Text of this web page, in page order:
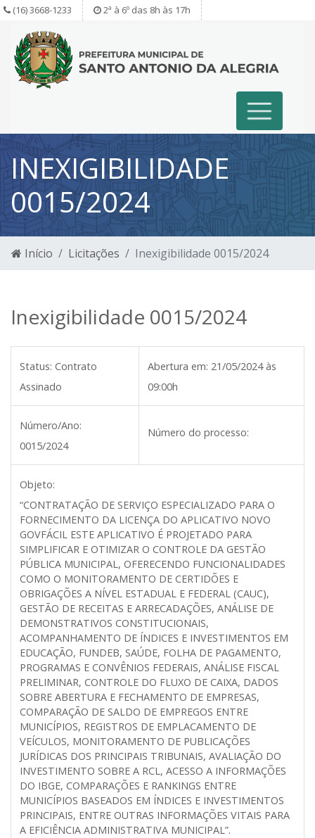
(16) 3668-1233 2ª à 6º das 8h às 17h
INEXIGIBILIDADE
0015/2024
Início Licitações Inexigibilidade 0015/2024
Inexigibilidade 0015/2024
Status: Contrato
Assinado
Abertura em: 21/05/2024 às
09:00h
Número/Ano:
0015/2024
Número do processo:
Objeto:
“CONTRATAÇÃO DE SERVIÇO ESPECIALIZADO PARA O
FORNECIMENTO DA LICENÇA DO APLICATIVO NOVO
GOVFÁCIL ESTE APLICATIVO É PROJETADO PARA
SIMPLIFICAR E OTIMIZAR O CONTROLE DA GESTÃO
PÚBLICA MUNICIPAL, OFERECENDO FUNCIONALIDADES
COMO O MONITORAMENTO DE CERTIDÕES E
OBRIGAÇÕES A NÍVEL ESTADUAL E FEDERAL (CAUC),
GESTÃO DE RECEITAS E ARRECADAÇÕES, ANÁLISE DE
DEMONSTRATIVOS CONSTITUCIONAIS,
ACOMPANHAMENTO DE ÍNDICES E INVESTIMENTOS EM
EDUCAÇÃO, FUNDEB, SAÚDE, FOLHA DE PAGAMENTO,
PROGRAMAS E CONVÊNIOS FEDERAIS, ANÁLISE FISCAL
PRELIMINAR, CONTROLE DO FLUXO DE CAIXA, DADOS
SOBRE ABERTURA E FECHAMENTO DE EMPRESAS,
COMPARAÇÃO DE SALDO DE EMPREGOS ENTRE
MUNICÍPIOS, REGISTROS DE EMPLACAMENTO DE
VEÍCULOS, MONITORAMENTO DE PUBLICAÇÕES
JURÍDICAS DOS PRINCIPAIS TRIBUNAIS, AVALIAÇÃO DO
INVESTIMENTO SOBRE A RCL, ACESSO A INFORMAÇÕES
DO IBGE, COMPARAÇÕES E RANKINGS ENTRE
MUNICÍPIOS BASEADOS EM ÍNDICES E INVESTIMENTOS
PRINCIPAIS, ENTRE OUTRAS INFORMAÇÕES VITAIS PARA
A EFICIÊNCIA ADMINISTRATIVA MUNICIPAL”.